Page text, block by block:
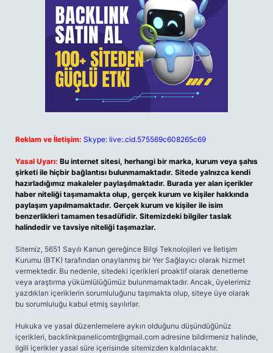
Reklam ve İletişim: Skype: live:.cid.575569c608265c69
Yasal Uyarı: Bu internet sitesi, herhangi bir marka, kurum veya şahıs
şirketi ile hiçbir bağlantısı bulunmamaktadır. Sitede yalnızca kendi
hazırladığımız makaleler paylaşılmaktadır. Burada yer alan içerikler
haber niteliği taşımamakta olup, gerçek kurum ve kişiler hakkında
paylaşım yapılmamaktadır. Gerçek kurum ve kişiler ile isim
benzerlikleri tamamen tesadüfidir. Sitemizdeki bilgiler taslak
halindedir ve tavsiye niteliği taşımazlar.
Sitemiz, 5651 Sayılı Kanun gereğince Bilgi Teknolojileri ve İletişim
Kurumu (BTK) tarafından onaylanmış bir Yer Sağlayıcı olarak hizmet
vermektedir. Bu nedenle, sitedeki içerikleri proaktif olarak denetleme
veya araştırma yükümlülüğümüz bulunmamaktadır. Ancak, üyelerimiz
yazdıkları içeriklerin sorumluluğunu taşımakta olup, siteye üye olarak
bu sorumluluğu kabul etmiş sayılırlar.
Hukuka ve yasal düzenlemelere aykırı olduğunu düşündüğünüz
içerikleri, backlinkpanelicomtr@gmail.com adresine bildirmeniz halinde,
ilgili içerikler yasal süre içerisinde sitemizden kaldırılacaktır.